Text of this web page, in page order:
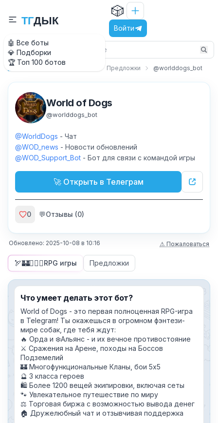
🤖 Все боты
💎 Подборки
🏆 Топ 100 ботов
ТГДЫК
🎲
Войти
Главная Предложки @worlddogs_bot
World of Dogs
@worlddogs_bot
@WorldDogs - Чат
@WOD_news - Новости обновлений
@WOD_Support_Bot - Бот для связи с командой игры
🚀 Открыть в Телеграм
0 💬Отзывы (0)
Обновлено: 2025-10-08 в 10:16 ⚠ Пожаловаться
🏹🏰🧙🏻‍♂️RPG игры Предложки
Что умеет делать этот бот?
World of Dogs - это первая полноценная RPG-игра
в Telegram! Ты окажешься в огромном фэнтези-
мире собак, где тебя ждут:
🔥 Орда и ❄️Альянс - и их вечное противостояние
⚔️ Сражения на Арене, походы на Боссов
Подземелий
🏰 Многофункциональные Кланы, бои 5х5
🔮 3 класса героев
🛍 Более 1200 вещей экипировки, включая сеты
🐾 Увлекательное путешествие по миру
⚖️ Торговая биржа с возможностью вывода денег
🏠 Дружелюбный чат и отзывчивая поддержка